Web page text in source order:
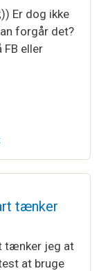
Er dog ikke
forgår det?
FB eller
Britt
tænker
tænker jeg at
at bruge